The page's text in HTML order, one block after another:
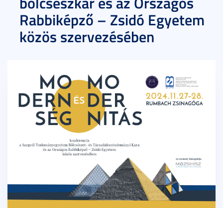
Rabbiképző – Zsidó Egyetem
közös szervezésében